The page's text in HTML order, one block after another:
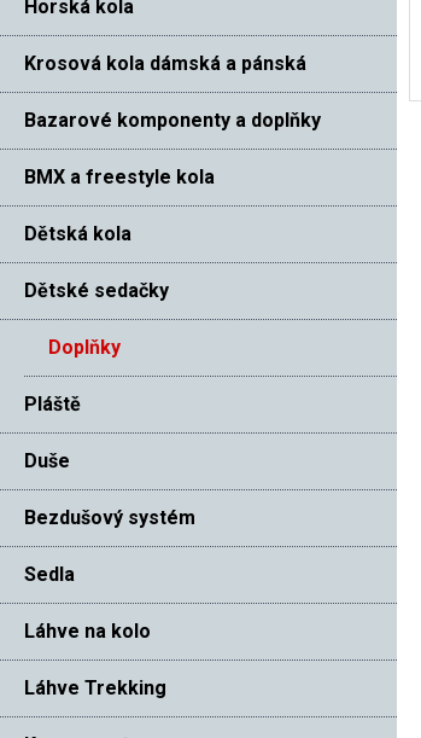
Horská kola
Krosová kola dámská a pánská
Bazarové komponenty a doplňky
BMX a freestyle kola
Dětská kola
Dětské sedačky
Doplňky
Pláště
Duše
Bezdušový systém
Sedla
Láhve na kolo
Láhve Trekking